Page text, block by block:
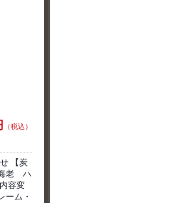
（税込）
【炭
海老 ハ
容変
ム・